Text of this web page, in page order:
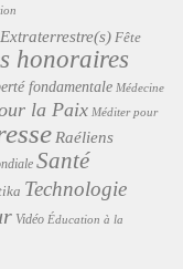
Extraterrestre(s) Fête
honoraires
fondamentale Médecine
la Paix Méditer pour
Raéliens
Santé
Technologie
Vidéo Éducation à la